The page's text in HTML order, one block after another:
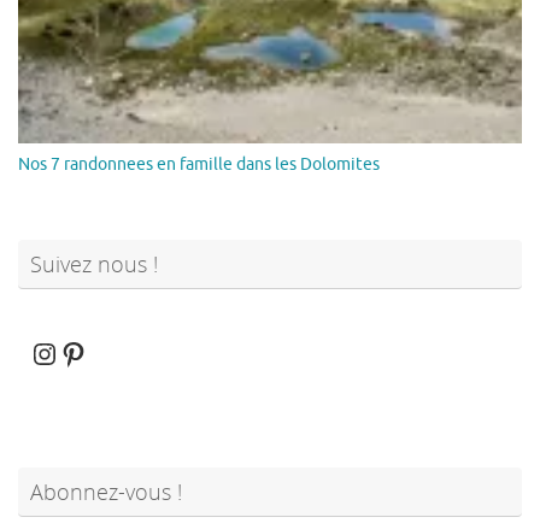
Nos 7 randonnees en famille dans les Dolomites
Suivez nous !
Instagram
Pinterest
Abonnez-vous !